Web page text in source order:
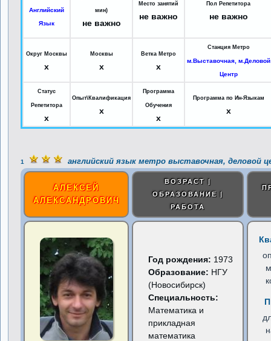
Английский
Язык
мин)
не важно
Место занятий
не важно
Пол Репетитора
не важно
Округ Москвы
x
Москвы
x
Ветка Метро
x
Станция Метро
м.Выставочная, м.Деловой
Центр
Статус
Репетитора
x
Опыт\Квалификация
x
Программа
Обучения
x
Программа по Ин-Языкам
x
1 английский язык метро выставочная, деловой
АЛЕКСЕЙ
АЛЕКСАНДРОВИЧ
ВОЗРАСТ |
ОБРАЗОВАНИЕ |
РАБОТА
Год рождения: 1973
Образование: НГУ
(Новосибирск)
Специальность:
Математика и
прикладная
математика